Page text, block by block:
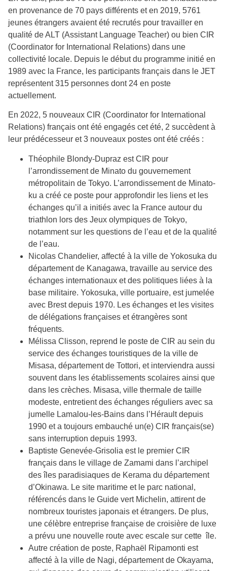
en provenance de 70 pays différents et en 2019, 5761
jeunes étrangers avaient été recrutés pour travailler en
qualité de ALT (Assistant Language Teacher) ou bien CIR
(Coordinator for International Relations) dans une
collectivité locale. Depuis le début du programme initié en
1989 avec la France, les participants français dans le JET
représentent 315 personnes dont 24 en poste
actuellement.
En 2022, 5 nouveaux CIR (Coordinator for International
Relations) français ont été engagés cet été, 2 succèdent à
leur prédécesseur et 3 nouveaux postes ont été créés :
Théophile Blondy-Dupraz est CIR pour
l’arrondissement de Minato du gouvernement
métropolitain de Tokyo. L’arrondissement de Minato-
ku a créé ce poste pour approfondir les liens et les
échanges qu’il a initiés avec la France autour du
triathlon lors des Jeux olympiques de Tokyo,
notamment sur les questions de l’eau et de la qualité
de l’eau.
Nicolas Chandelier, affecté à la ville de Yokosuka du
département de Kanagawa, travaille au service des
échanges internationaux et des politiques liées à la
base militaire. Yokosuka, ville portuaire, est jumelée
avec Brest depuis 1970. Les échanges et les visites
de délégations françaises et étrangères sont
fréquents.
Mélissa Clisson, reprend le poste de CIR au sein du
service des échanges touristiques de la ville de
Misasa, département de Tottori, et interviendra aussi
souvent dans les établissements scolaires ainsi que
dans les crèches. Misasa, ville thermale de taille
modeste, entretient des échanges réguliers avec sa
jumelle Lamalou-les-Bains dans l’Hérault depuis
1990 et a toujours embauché un(e) CIR français(se)
sans interruption depuis 1993.
Baptiste Genevée-Grisolia est le premier CIR
français dans le village de Zamami dans l’archipel
des îles paradisiaques de Kerama du département
d’Okinawa. Le site maritime et le parc national,
référencés dans le Guide vert Michelin, attirent de
nombreux touristes japonais et étrangers. De plus,
une célèbre entreprise française de croisière de luxe
a prévu une nouvelle route avec escale sur cette île.
Autre création de poste, Raphaël Ripamonti est
affecté à la ville de Nagi, département de Okayama,